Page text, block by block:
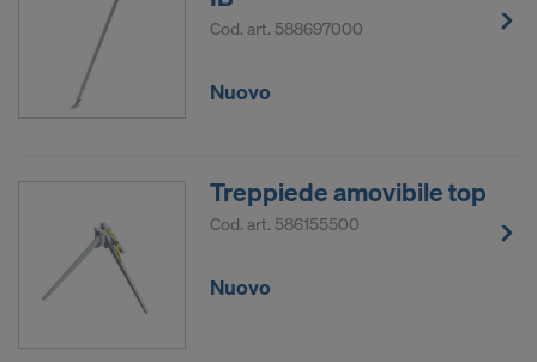
Cod. art. 588697000
Nuovo
Treppiede amovibile top
Cod. art. 586155500
Nuovo